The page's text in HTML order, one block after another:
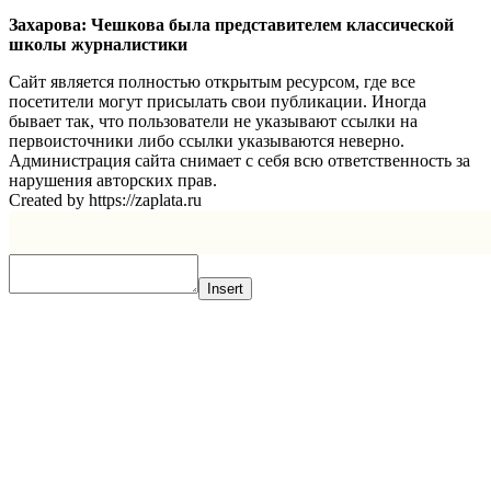
Захарова: Чешкова была представителем классической
школы журналистики
Сайт является полностью открытым ресурсом, где все
посетители могут присылать свои публикации. Иногда
бывает так, что пользователи не указывают ссылки на
первоисточники либо ссылки указываются неверно.
Администрация сайта снимает с себя всю ответственность за
нарушения авторских прав.
Created by https://zaplata.ru
Insert